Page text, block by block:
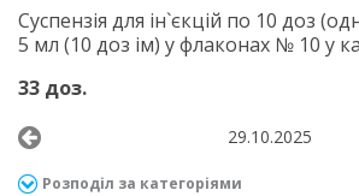
Суспензія для ін`єкцій по 10 доз
5 мл (10 доз ім) у флаконах № 10 у
33 доз.
29.10.2025
Розподіл за категоріями